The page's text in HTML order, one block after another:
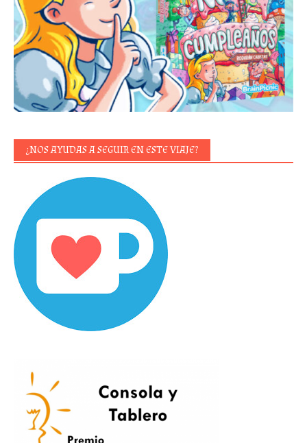
¿NOS AYUDAS A SEGUIR EN ESTE VIAJE?